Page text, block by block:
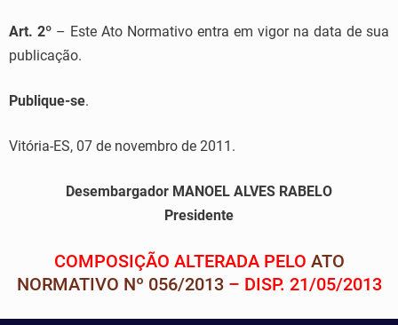
Art. 2º – Este Ato Normativo entra em vigor na data de sua
publicação.
Publique-se.
Vitória-ES, 07 de novembro de 2011.
Desembargador MANOEL ALVES RABELO
Presidente
COMPOSIÇÃO ALTERADA PELO ATO
NORMATIVO Nº 056/2013– DISP. 21/05/2013